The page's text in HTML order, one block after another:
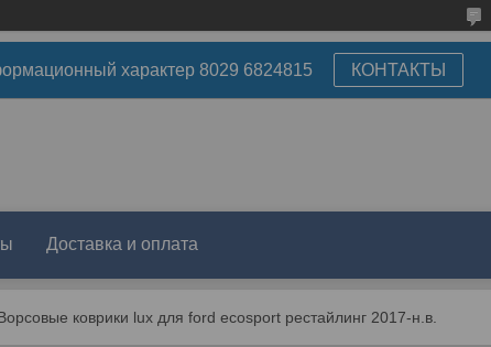
характер 8029 6824815 КОНТАКТЫ
Доставка и оплата
коврики lux для ford ecosport рестайлинг 2017-н.в.